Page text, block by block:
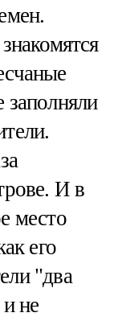
И в
место
его
"два
не